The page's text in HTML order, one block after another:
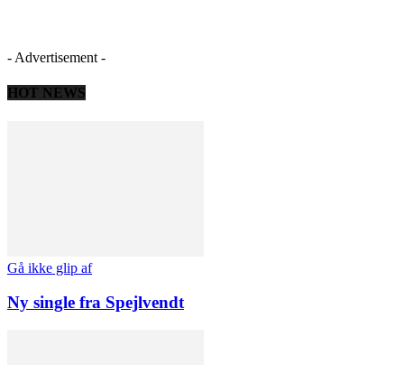
- Advertisement -
HOT NEWS
Gå ikke glip af
Ny single fra Spejlvendt